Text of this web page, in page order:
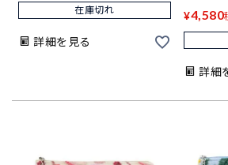
在庫切れ
詳細を見る
¥4,580
詳細